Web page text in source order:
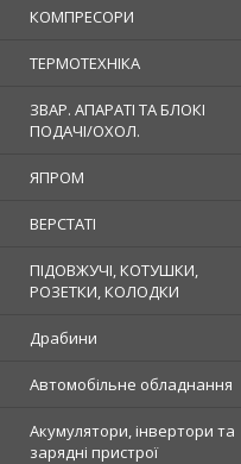
КОМПРЕСОРИ
ТЕРМОТЕХНІКА
ЗВАР. АПАРАТІ ТА БЛОКІ
ПОДАЧІ/ОХОЛ.
ЯПРОМ
ВЕРСТАТІ
ПІДОВЖУЧІ, КОТУШКИ,
РОЗЕТКИ, КОЛОДКИ
Драбини
Автомобільне обладнання
Акумулятори, інвертори та
зарядні пристрої